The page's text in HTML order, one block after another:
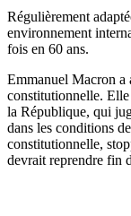
Régulièrement
environnement
fois en 60 ans.
Emmanuel Macron a
constitutionnelle.
la République, qui
dans les conditions
constitutionnelle,
devrait reprendre fin